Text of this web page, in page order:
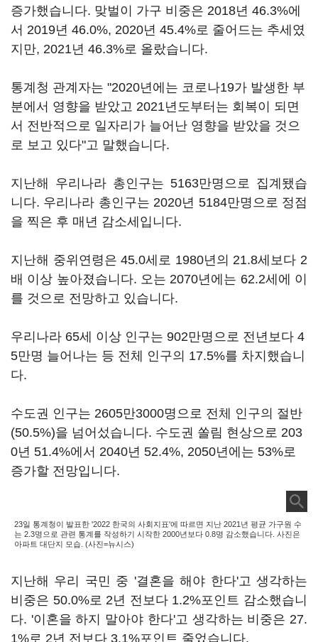
증가했습니다. 맞벌이 가구 비중은 2018년 46.3%에
서 2019년 46.0%, 2020년 45.4%로 줄어드는 추세였
지만, 2021년 46.3%로 올랐습니다.
통계청 관계자는 "2020년에는 코로나19가 발생한 부
분에서 영향을 받았고 2021년도부터는 회복이 되면
서 전반적으로 일자리가 늘어난 영향을 받았을 것으
로 보고 있다"고 말했습니다.
지난해 우리나라 총인구는 5163만명으로 집계됐습
니다. 우리나라 총인구는 2020년 5184만명으로 정점
을 찍은 후 매년 감소세입니다.
지난해 중위연령은 45.0세로 1980년의 21.8세보다 2
배 이상 높아졌습니다. 오는 2070년에는 62.2세에 이
를 것으로 전망하고 있습니다.
우리나라 65세 이상 인구는 902만명으로 전년보다 4
5만명 늘어나는 등 전체 인구의 17.5%를 차지했습니
다.
수도권 인구는 2605만3000명으로 전체 인구의 절반
(50.5%)을 넘어섰습니다. 수도권 쏠림 현상으로 203
0년 51.4%에서 2040년 52.4%, 2050년에는 53%로
증가할 전망입니다.
23일 통계청이 발표한 '2022 한국의 사회지표'에 따르면 지난 2021년 평균 가구원 수
는 2.3명으로 관련 통계를 작성하기 시작한 2000년보다 0.8명 감소했습니다. 사진은
아파트 대단지 모습. (사진=뉴시스)
지난해 우리 국민 중 '결혼을 해야 한다'고 생각하는
비중은 50.0%로 2년 전보다 1.2%포인트 감소했습니
다. '이혼을 하지 말아야 한다'고 생각하는 비중은 27.
1%로 2년 전보다 3.1%포인트 줄었습니다.